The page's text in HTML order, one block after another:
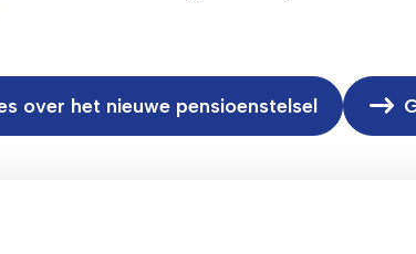
over het nieuwe pensioenstelsel